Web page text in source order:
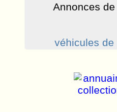
Annonces
véhicules de